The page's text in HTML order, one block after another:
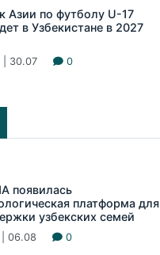
Азии по футболу U-17
в Узбекистане в 2027
| 30.07 0
появилась
платформа для
узбекских семей
06.08 0